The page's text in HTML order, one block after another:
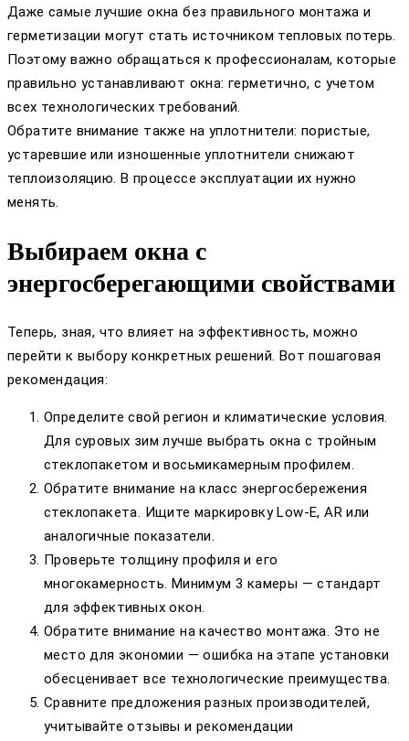
Даже самые лучшие окна без правильного монтажа и
герметизации могут стать источником тепловых потерь.
Поэтому важно обращаться к профессионалам, которые
правильно устанавливают окна: герметично, с учетом
всех технологических требований.
Обратите внимание также на уплотнители: пористые,
устаревшие или изношенные уплотнители снижают
теплоизоляцию. В процессе эксплуатации их нужно
менять.
Выбираем окна с
энергосберегающими свойствами
Теперь, зная, что влияет на эффективность, можно
перейти к выбору конкретных решений. Вот пошаговая
рекомендация:
Определите свой регион и климатические условия.
Для суровых зим лучше выбрать окна с тройным
стеклопакетом и восьмикамерным профилем.
Обратите внимание на класс энергосбережения
стеклопакета. Ищите маркировку Low-E, AR или
аналогичные показатели.
Проверьте толщину профиля и его
многокамерность. Минимум 3 камеры — стандарт
для эффективных окон.
Обратите внимание на качество монтажа. Это не
место для экономии — ошибка на этапе установки
обесценивает все технологические преимущества.
Сравните предложения разных производителей,
учитывайте отзывы и рекомендации